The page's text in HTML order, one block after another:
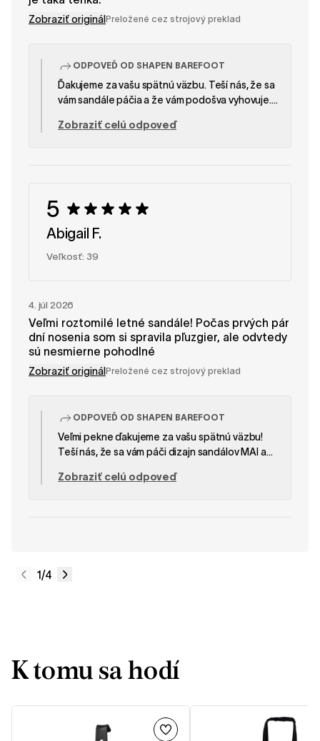
Zobraziť originálPreložené cez strojový preklad
ODPOVEĎ OD SHAPEN BAREFOOT
Ďakujeme za vašu spätnú väzbu. Teší nás, že sa
vám sandále páčia a že vám podošva vyhovuje.
na vaše nohy trochu dlhý. Keďže každá noha je
Zobraziť celú odpoveď
5
Abigail F.
Veľkosť: 39
4. júl 2026
Veľmi roztomilé letné sandále! Počas prvých pár
dní nosenia som si spravila pľuzgier, ale odvtedy
sú nesmierne pohodlné
Zobraziť originálPreložené cez strojový preklad
ODPOVEĎ OD SHAPEN BAREFOOT
Veľmi pekne ďakujeme za vašu spätnú väzbu!
Teší nás, že sa vám páči dizajn sandálov MAI a
pohodlnými. Je nám ľúto, že ste spočiatku mali
sandále MAI budete užívať celé leto! Tím
Zobraziť celú odpoveď
1/4
K tomu sa hodí